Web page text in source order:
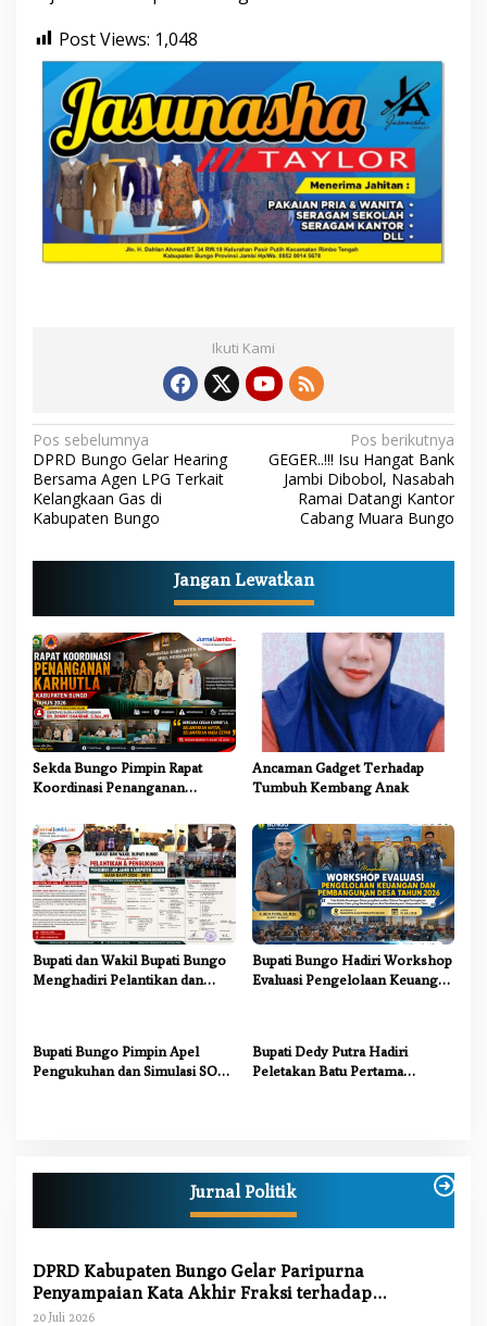
Post Views: 1,048
Ikuti Kami
N
a
v
g
s
i
p
o
s
Pos sebelumnya
DPRD Bungo Gelar Hearing
Bersama Agen LPG Terkait
Kelangkaan Gas di
Kabupaten Bungo
Pos berikutnya
GEGER..!!! Isu Hangat Bank
Jambi Dibobol, Nasabah
Ramai Datangi Kantor
Cabang Muara Bungo
Jangan Lewatkan
Sekda Bungo Pimpin Rapat
Koordinasi Penanganan
Sinergi Lintas Sektor
Ancaman Gadget Terhadap
Tumbuh Kembang Anak
Bupati dan Wakil Bupati Bungo
Menghadiri Pelantikan dan
Bupati Bungo Hadiri Workshop
Evaluasi Pengelolaan Keuangan
Bupati Bungo Pimpin Apel
Pengukuhan dan Simulasi SOP
Bupati Dedy Putra Hadiri
Peletakan Batu Pertama
Jurnal Politik
DPRD Kabupaten Bungo Gelar Paripurna
Penyampaian Kata Akhir Fraksi terhadap
Ranperda Pertanggungjawaban APBD 2025
20 Juli 2026